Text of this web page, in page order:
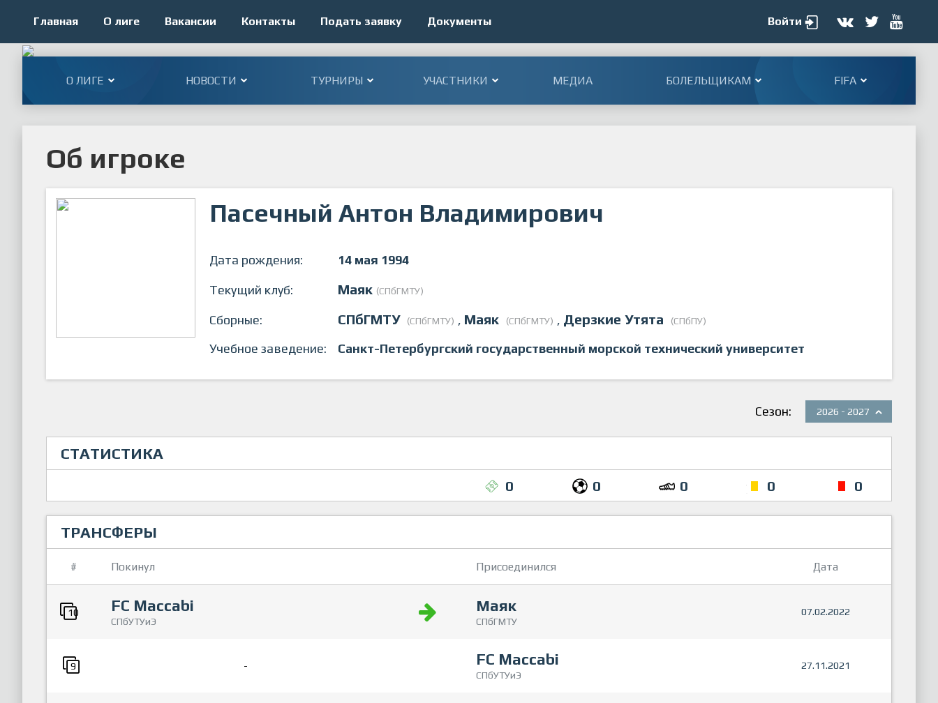
Главная О лиге Вакансии Контакты Подать заявку Документы Войти
О ЛИГЕ НОВОСТИ ТУРНИРЫ УЧАСТНИКИ МЕДИА БОЛЕЛЬЩИКАМ FIFA
Об игроке
Пасечный Антон Владимирович
Дата рождения: 14 мая 1994
Текущий клуб: Маяк (СПбГМТУ)
Сборные: СПбГМТУ (СПбГМТУ) , Маяк (СПбГМТУ) , Дерзкие Утята (СПбПУ)
Учебное заведение: Санкт-Петербургский государственный морской технический университет
2026 - 2027
Сезон:
СТАТИСТИКА
0 0 0 0 0
ТРАНСФЕРЫ
# Покинул Присоединился Дата
10 FC Maccabi
СПбУТУиЭ
Маяк
СПбГМТУ
07.02.2022
9 - FC Maccabi
СПбУТУиЭ
27.11.2021